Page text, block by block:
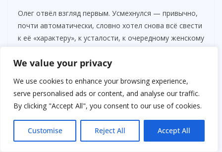
We value your privacy
We use cookies to enhance your browsing experience,
serve personalised ads or content, and analyse our traffic.
By clicking "Accept All", you consent to our use of cookies.
Customise Reject All Accept All
Олег отвёл взгляд первым. Усмехнулся — привычно,
почти автоматически, словно хотел снова всё свести
к её «характеру», к усталости, к очередному женскому
остановило.
Она больше не выглядела раздражённой.
Не выглядела обиженной.
Перед ним стояла женщина, которая устала.